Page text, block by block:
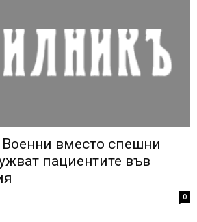
Военни вместо спешни
пациентите във
0